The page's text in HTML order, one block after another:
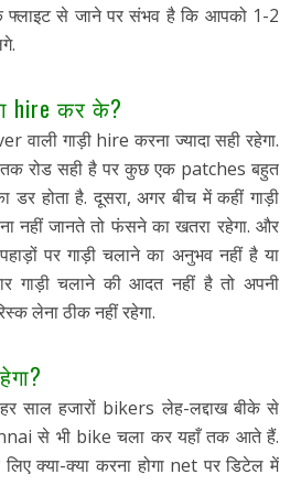
फ्लाइट से जाने पर संभव है कि आपको 1-2
hire कर के?
गाड़ी hire करना ज्यादा सही रहेगा.
रोड सही है पर कुछ एक patches बहुत
डर होता है. दूसरा, अगर बीच में कहीं गाड़ी
नहीं जानते तो फंसने का खतरा रहेगा. और
पर गाड़ी चलाने का अनुभव नहीं है या
गाड़ी चलाने की आदत नहीं है तो अपनी
लेना ठीक नहीं रहेगा.
साल हजारों bikers लेह-लद्दाख बीके से
से भी bike चला कर यहाँ तक आते हैं.
क्या-क्या करना होगा net पर डिटेल में